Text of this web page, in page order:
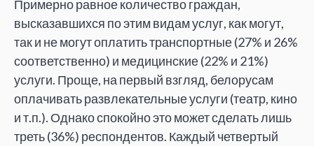
Примерно равное количество граждан,
высказавшихся по этим видам услуг, как могут,
так и не могут оплатить транспортные (27% и 26%
соответственно) и медицинские (22% и 21%)
услуги. Проще, на первый взгляд, белорусам
оплачивать развлекательные услуги (театр, кино
и т.п.). Однако спокойно это может сделать лишь
треть (36%) респондентов. Каждый четвертый